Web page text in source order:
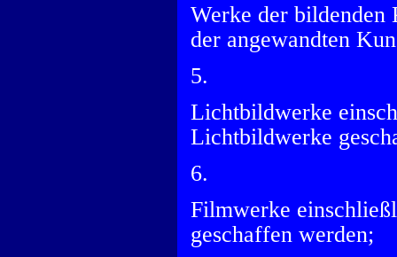
Werke der bildenden
der angewandten
5.
Lichtbildwerke
Lichtbildwerke
6.
Filmwerke
geschaffen werden;